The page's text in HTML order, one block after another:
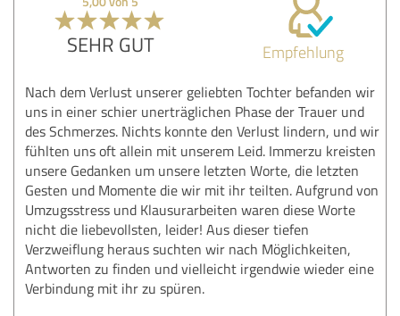
SEHR GUT Empfehlung
Nach dem Verlust unserer geliebten Tochter befanden wir
uns in einer schier unerträglichen Phase der Trauer und
des Schmerzes. Nichts konnte den Verlust lindern, und wir
fühlten uns oft allein mit unserem Leid. Immerzu kreisten
unsere Gedanken um unsere letzten Worte, die letzten
Gesten und Momente die wir mit ihr teilten. Aufgrund von
Umzugsstress und Klausurarbeiten waren diese Worte
nicht die liebevollsten, leider! Aus dieser tiefen
Verzweiflung heraus suchten wir nach Möglichkeiten,
Antworten zu finden und vielleicht irgendwie wieder eine
Verbindung mit ihr zu spüren.